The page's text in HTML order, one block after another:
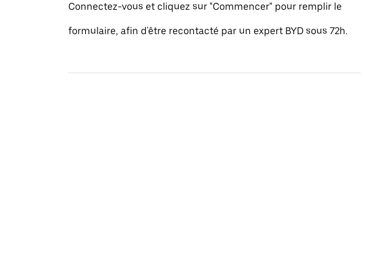
Connectez-vous et cliquez sur "Commencer" pour remplir le
formulaire, afin d'être recontacté par un expert BYD sous 72h.